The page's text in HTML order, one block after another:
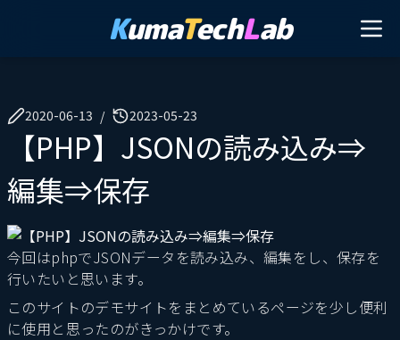
KumaTechLab
2020-06-13 / 2023-05-23
【PHP】JSONの読み込み⇒
編集⇒保存
今回はphpでJSONデータを読み込み、編集をし、保存を
行いたいと思います。
このサイトのデモサイトをまとめているページを少し便利
に使用と思ったのがきっかけです。